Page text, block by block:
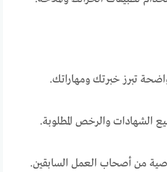
تبرز خبرتك ومهاراتك.
الشهادات والرخص المطلوبة.
من أصحاب العمل السابقين.